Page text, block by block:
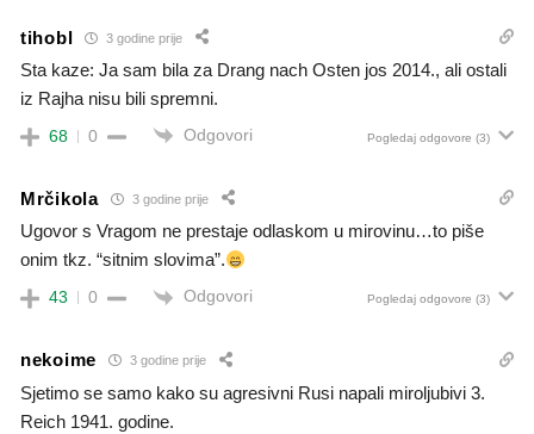
tihobl 3 godine prije
Sta kaze: Ja sam bila za Drang nach Osten jos 2014., ali ostali
iz Rajha nisu bili spremni.
68 0 Odgovori Pogledaj odgovore (3)
Mrčikola 3 godine prije
Ugovor s Vragom ne prestaje odlaskom u mirovinu…to piše
onim tkz. “sitnim slovima”.
43 0 Odgovori Pogledaj odgovore (3)
nekoime 3 godine prije
Sjetimo se samo kako su agresivni Rusi napali miroljubivi 3.
Reich 1941. godine.